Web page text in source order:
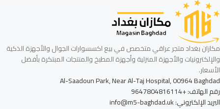
مكازان بغداد متجر عراقي متخصص في بيع اكسسوارات الجوال والأجهزة الذكية
والإلكترونيات والأجهزة المنزلية وأجهزة المطبخ والمنتجات المبتكرة بأفضل
الأسعار.
Al-Saadoun Park, Near Al-Taj Hospital, 00964 Baghdad
رقم الهاتف: +9647804816114
البريد الإلكتروني: info@m5-baghdad.uk